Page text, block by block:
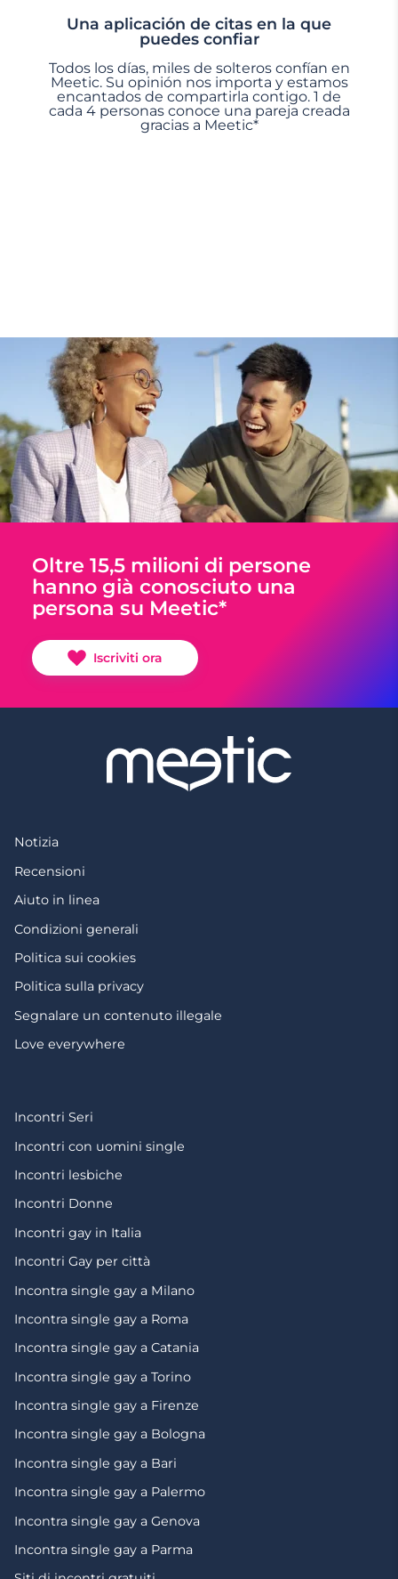
Una aplicación de citas en la que
puedes confiar
Todos los días, miles de solteros confían en
Meetic. Su opinión nos importa y estamos
encantados de compartirla contigo. 1 de
cada 4 personas conoce una pareja creada
gracias a Meetic*
Oltre 15,5 milioni di persone
hanno già conosciuto una
persona su Meetic*
Iscriviti ora
Notizia
Recensioni
Aiuto in linea
Condizioni generali
Politica sui cookies
Politica sulla privacy
Segnalare un contenuto illegale
Love everywhere
Incontri Seri
Incontri con uomini single
Incontri lesbiche
Incontri Donne
Incontri gay in Italia
Incontri Gay per città
Incontra single gay a Milano
Incontra single gay a Roma
Incontra single gay a Catania
Incontra single gay a Torino
Incontra single gay a Firenze
Incontra single gay a Bologna
Incontra single gay a Bari
Incontra single gay a Palermo
Incontra single gay a Genova
Incontra single gay a Parma